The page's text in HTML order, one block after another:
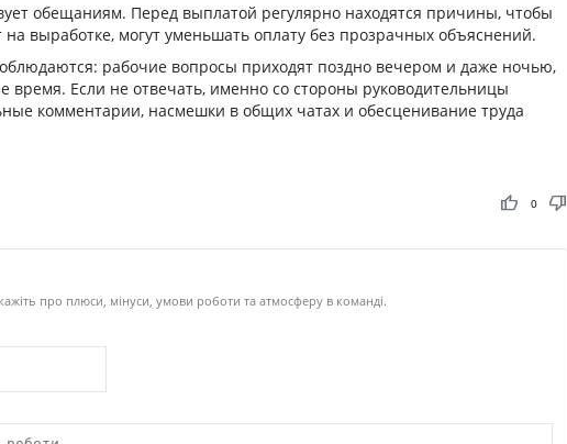
обещаниям. Перед выплатой регулярно находятся причины, чтобы
на выработке, могут уменьшать оплату без прозрачных объяснений.
рабочие вопросы приходят поздно вечером и даже ночью,
время. Если не отвечать, именно со стороны руководительницы
комментарии, насмешки в общих чатах и обесценивание труда
thumb_up thumb_down
0
про плюси, мінуси, умови роботи та атмосферу в команді.